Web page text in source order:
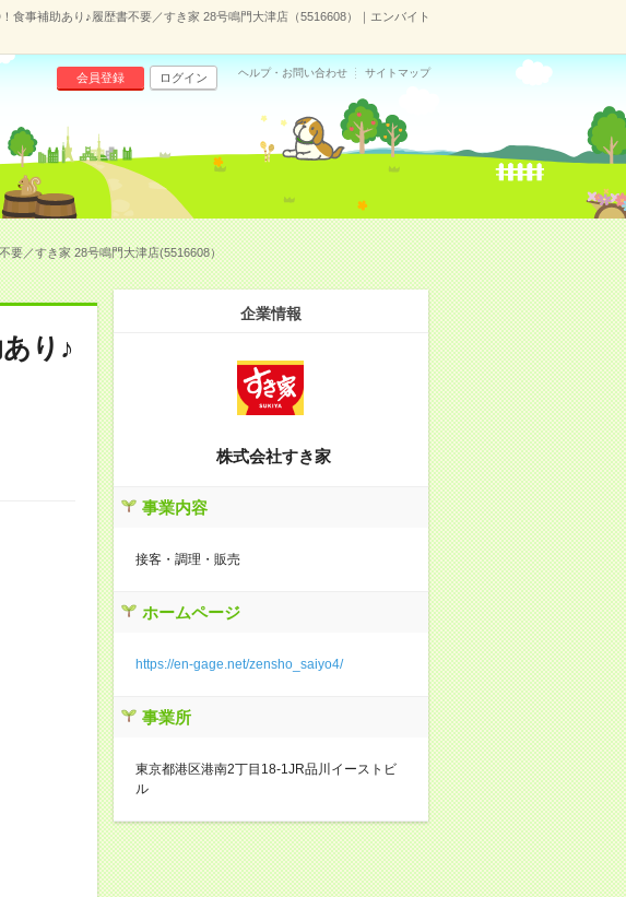
食事補助あり♪履歴書不要／すき家 28号鳴門大津店（5516608）｜エンバイト
会員登録 ログイン ヘルプ・お問い合わせ サイトマップ
要／すき家 28号鳴門大津店(5516608）
り♪
企業情報
株式会社すき家
事業内容
接客・調理・販売
ホームページ
https://en-gage.net/zensho_saiyo4/
事業所
東京都港区港南2丁目18-1JR品川イーストビ
ル